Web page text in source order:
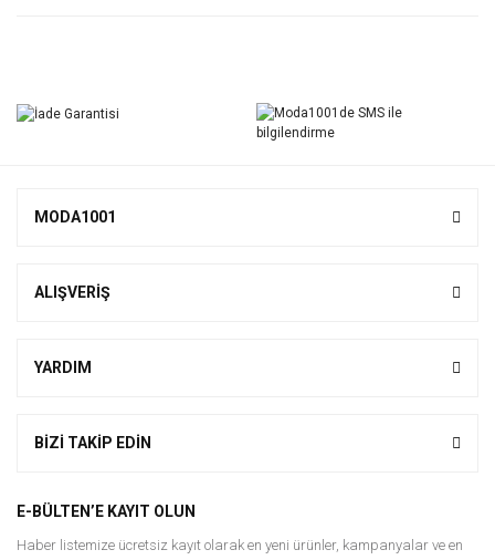
Yorum Yaz
MODA1001
ALIŞVERİŞ
YARDIM
BİZİ TAKİP EDİN
E-BÜLTEN’E KAYIT OLUN
Haber listemize ücretsiz kayıt olarak en yeni ürünler, kampanyalar ve en